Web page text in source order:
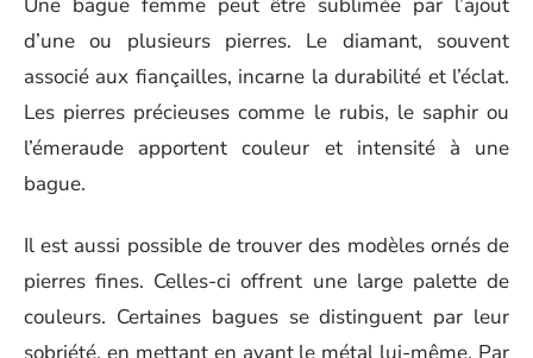
d’une ou plusieurs pierres. Le diamant, souvent
associé aux fiançailles, incarne la durabilité et l’éclat.
Les pierres précieuses comme le rubis, le saphir ou
l’émeraude apportent couleur et intensité à une
bague.
Il est aussi possible de trouver des modèles ornés de
pierres fines. Celles-ci offrent une large palette de
couleurs. Certaines bagues se distinguent par leur